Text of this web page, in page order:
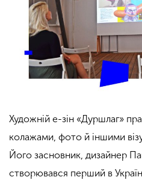
Художній е-зін «Дуршлаг»
колажами, фото й іншими
Його засновник, дизайнер
створювався перший в